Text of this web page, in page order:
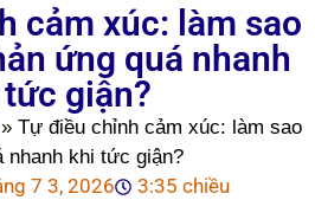
cảm xúc: làm sao
ứng quá nhanh
giận?
» Tự điều chỉnh cảm xúc: làm sao
nhanh khi tức giận?
7 3, 2026 3:35 chiều